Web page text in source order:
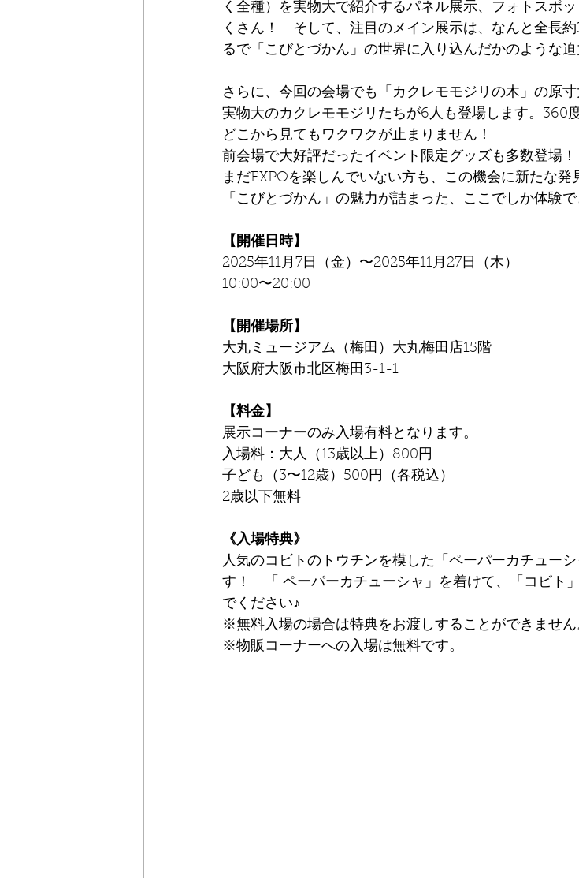
く全種）を実物大で紹介するパネル展示、フォトスポ
くさん！　そして、注目のメイン展示は、なんと全長
るで「こびとづかん」の世界に入り込んだかのような迫
さらに、今回の会場でも「カクレモモジリの木」の原寸
実物大のカクレモモジリたちが6人も登場します。360
どこから見てもワクワクが止まりません！
前会場で大好評だったイベント限定グッズも多数登場！
まだEXPOを楽しんでいない方も、この機会に新たな発
「こびとづかん」の魅力が詰まった、ここでしか体験
【開催日時】
2025年11月7日（金）〜2025年11月27日（木）
10:00〜20:00
【開催場所】
大丸ミュージアム（梅田）大丸梅田店15階
大阪府大阪市北区梅田3-1-1
【料金】
展⽰コーナーのみ入場有料となります。
入場料：大人（13歳以上）800円
子ども（3〜12歳）500円（各税込）
2歳以下無料
《入場特典》
人気のコビトのトウチンを模した「ペーパーカチュー
す！　「 ペーパーカチューシャ」を着けて、「コビト
でください♪
※無料入場の場合は特典をお渡しすることができません
※物販コーナーへの入場は無料です。